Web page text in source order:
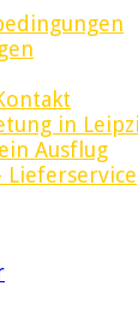
in
Ausflug
Lieferservice